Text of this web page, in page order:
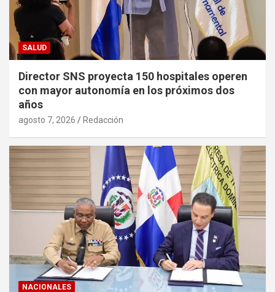
SALUD
Director SNS proyecta 150 hospitales operen
con mayor autonomía en los próximos dos
años
agosto 7, 2026 Redacción
NACIONALES